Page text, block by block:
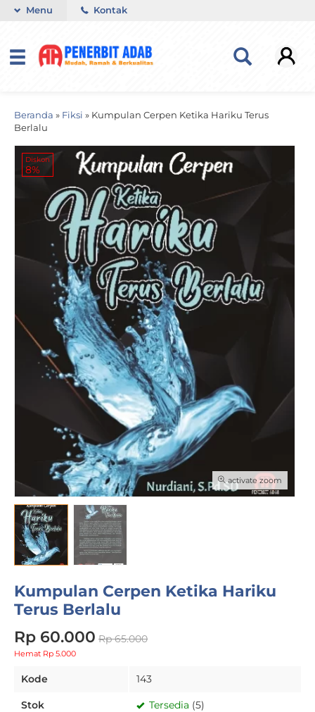
Menu Kontak
Beranda » Fiksi » Kumpulan Cerpen Ketika Hariku Terus
Berlalu
activate zoom
Diskon
8%
Kumpulan Cerpen Ketika Hariku
Terus Berlalu
Rp 60.000 Rp 65.000
Hemat Rp 5.000
Kode 143
Stok Tersedia (5)